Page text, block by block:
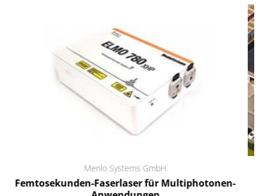
für Multiphotonen-
Ein